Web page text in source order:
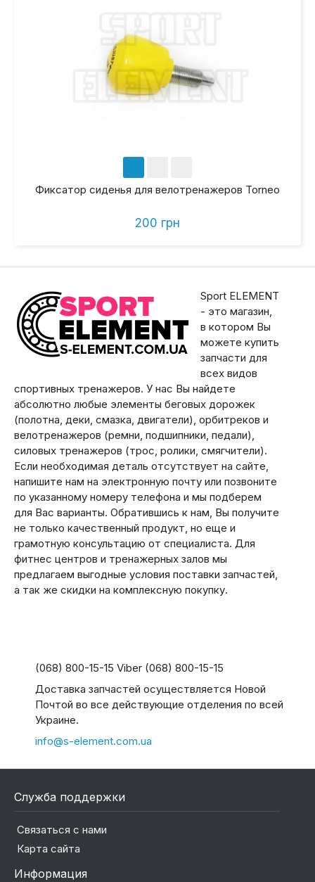
Фиксатор сиденья для велотренажеров Torneo
200 грн
Sport ELEMENT
- это магазин,
в котором Вы
можете купить
запчасти для
всех видов
спортивных тренажеров. У нас Вы найдете
абсолютно любые элементы беговых дорожек
(полотна, деки, смазка, двигатели), орбитреков и
велотренажеров (ремни, подшипники, педали),
силовых тренажеров (трос, ролики, смягчители).
Если необходимая деталь отсутствует на сайте,
напишите нам на электронную почту или позвоните
по указанному номеру телефона и мы подберем
для Вас варианты. Обратившись к нам, Вы получите
не только качественный продукт, но еще и
грамотную консультацию от специалиста. Для
фитнес центров и тренажерных залов мы
предлагаем выгодные условия поставки запчастей,
а так же скидки на комплексную покупку.
(068) 800-15-15 Viber (068) 800-15-15
Доставка запчастей осуществляется Новой
Почтой во все действующие отделения по всей
Украине.
info@s-element.com.ua
Служба поддержки
Связаться с нами
Карта сайта
Информация